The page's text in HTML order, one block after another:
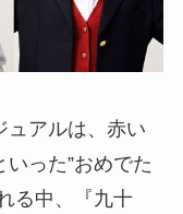
ュアルは、赤い
った”おめでた
る中、『九十